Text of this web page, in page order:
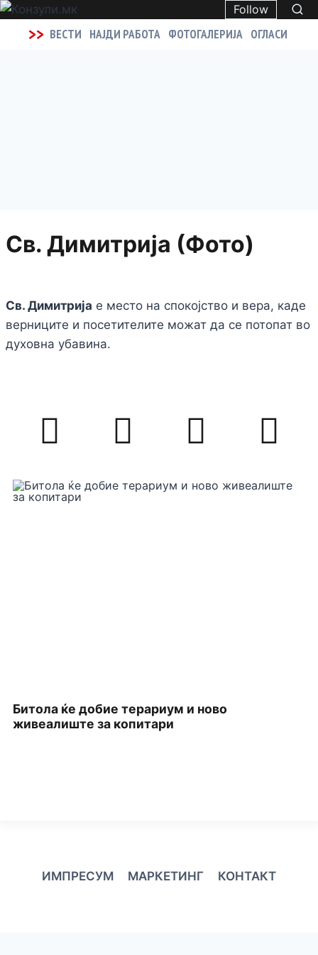
Follow
>> ВЕСТИ НАЈДИ РАБОТА ФОТОГАЛЕРИЈА ОГЛАСИ
Св. Димитрија (Фото)
Св. Димитрија е место на спокојство и вера, каде
верниците и посетителите можат да се потопат во
духовна убавина.
Битола ќе добие терариум и ново
живеалиште за копитари
ИМПРЕСУМ МАРКЕТИНГ КОНТАКТ